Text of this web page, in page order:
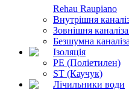
Rehau Raupiano
Внутрішня
Зовнішня
Безшумна
Ізоляція
PE (Поліетилен)
ST (Каучук)
Лічильники води